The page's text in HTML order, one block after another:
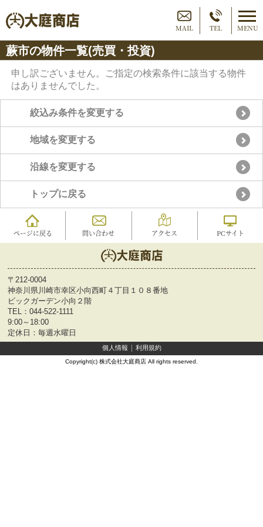
MAIL TEL MENU
蕨市の物件一覧(売買・投資)
申し訳ございません。ご指定の検索条件に該当する物件
はありませんでした。
絞込み条件を変更する
地域を変更する
沿線を変更する
トップに戻る
ページに戻る 問い合わせ アクセス PCサイト
〒212-0004
神奈川県川崎市幸区小向西町４丁目１０８番地
ビックガーデン小向２階
TEL： 044-522-1111
9:00～18:00
定休日：毎週水曜日
個人情報 利用規約
Copyright(c) 株式会社大庭商店 All rights reserved.